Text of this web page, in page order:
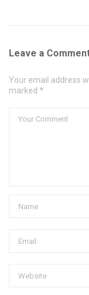
Leave a
Your email address
marked *